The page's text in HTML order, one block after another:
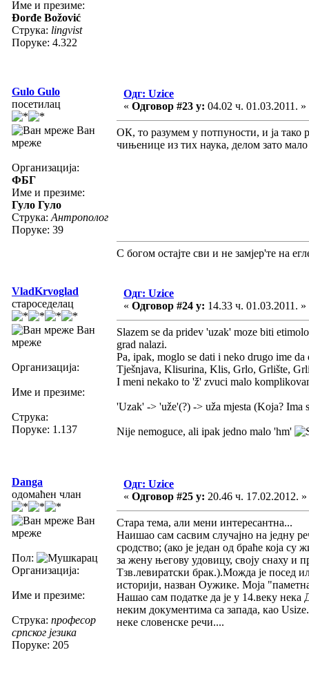
Име и презиме:
Đorđe Božović
Струка: lingvist
Поруке: 4.322
Gulo Gulo
посетилац
Ван
мреже
Организација:
ФБГ
Име и презиме:
Гуло Гуло
Струка: Антрополог
Поруке: 39
Одг: Uzice
« Одговор #23 у: 04.02 ч. 01.03.2011. »
ОК, то разумем у потпуности, и ја тако
чињенице из тих наука, делом зато
С богом остајте сви и не замјер'те на
VladKrvoglad
староседелац
Ван
мреже
Организација:
Име и презиме:
Струка:
Поруке: 1.137
Одг: Uzice
« Одговор #24 у: 14.33 ч. 01.03.2011. »
Slazem se da pridev 'uzak' moze biti
grad nalazi.
Pa, ipak, moglo se dati i neko drugo ime
Tješnjava, Klisurina, Klis, Grlo, Grlište,
I meni nekako to 'ž' zvuci malo
'Uzak' -> 'uže'(?) -> uža mjesta (Koja? Ima
Nije nemoguce, ali ipak jedno malo 'hm'
Danga
одомаћен члан
Ван
мреже
Пол:
Организација:
Име и презиме:
Струка: професор
српског језика
Поруке: 205
Одг: Uzice
« Одговор #25 у: 20.46 ч. 17.02.2012. »
Стара тема, али мени интересантна...
Наишао сам сасвим случајно на једну
сродство; (ако је један од браће која су
за жену његову удовицу, своју снаху и
Тзв.левиратски брак.).Можда је посед
историји, назван Оужике. Моја
Нашао сам податке да је у 14.веку
неким документима са запада, као
неке словенске речи....